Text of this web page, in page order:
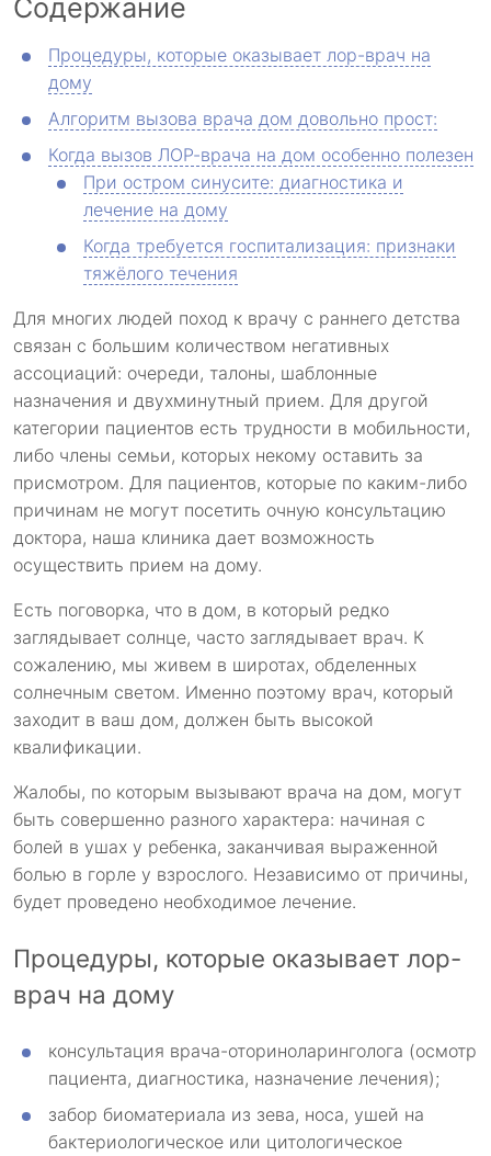
Содержание
Процедуры, которые оказывает лор-врач на
дому
Алгоритм вызова врача дом довольно прост:
Когда вызов ЛОР-врача на дом особенно полезен
При остром синусите: диагностика и
лечение на дому
Когда требуется госпитализация: признаки
тяжёлого течения
Для многих людей поход к врачу с раннего детства
связан с большим количеством негативных
ассоциаций: очереди, талоны, шаблонные
назначения и двухминутный прием. Для другой
категории пациентов есть трудности в мобильности,
либо члены семьи, которых некому оставить за
присмотром. Для пациентов, которые по каким-либо
причинам не могут посетить очную консультацию
доктора, наша клиника дает возможность
осуществить прием на дому.
Есть поговорка, что в дом, в который редко
заглядывает солнце, часто заглядывает врач. К
сожалению, мы живем в широтах, обделенных
солнечным светом. Именно поэтому врач, который
заходит в ваш дом, должен быть высокой
квалификации.
Жалобы, по которым вызывают врача на дом, могут
быть совершенно разного характера: начиная с
болей в ушах у ребенка, заканчивая выраженной
болью в горле у взрослого. Независимо от причины,
будет проведено необходимое лечение.
Процедуры, которые оказывает лор-
врач на дому
консультация врача-оториноларинголога (осмотр
пациента, диагностика, назначение лечения);
забор биоматериала из зева, носа, ушей на
бактериологическое или цитологическое